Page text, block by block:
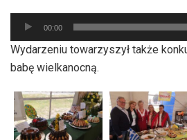
Odtwarzacz
plików
dźwiękowych
00:00
Wydarzeniu towarzyszył także
babę wielkanocną.